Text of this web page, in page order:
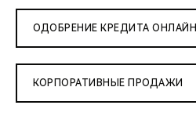
ОДОБРЕНИЕ КРЕДИТА ОНЛАЙН
КОРПОРАТИВНЫЕ ПРОДАЖИ